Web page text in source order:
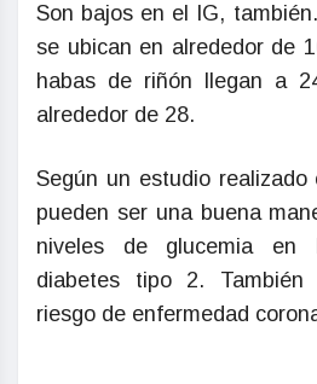
Son bajos en el IG,
se ubican en alrededor de
habas de riñón llegan a
alrededor de 28.
Según un estudio
pueden ser una buena
niveles de glucemia en
diabetes tipo 2. También
riesgo de enfermedad